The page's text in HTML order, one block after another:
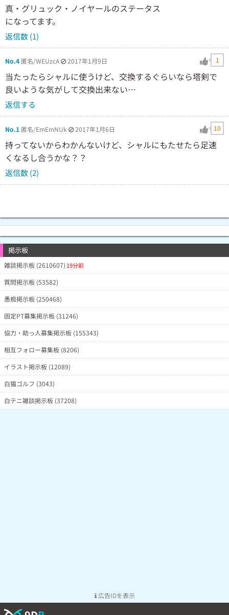
真・グリュック・ノイヤールのステータス
になってます。
返信数 (1)
No.4 匿名/WEUzcA 2017年1月9日 1
当たったらシャルに使うけど、交換するぐらいなら塔剣で
良いような気がして交換出来ない…
返信する
No.1 匿名/EmEmNUk 2017年1月6日 10
持ってないからわかんないけど、シャルにもたせたら足速
くなるし合うかな？？
返信数 (2)
掲示板
雑談掲示板 (2610607) 19分前
質問掲示板 (53582)
愚痴掲示板 (250468)
固定PT募集掲示板 (31246)
協力・助っ人募集掲示板 (155343)
相互フォロー募集板 (8206)
イラスト掲示板 (12089)
白猫ゴルフ (3043)
白テニ雑談掲示板 (37208)
広告IDを表示